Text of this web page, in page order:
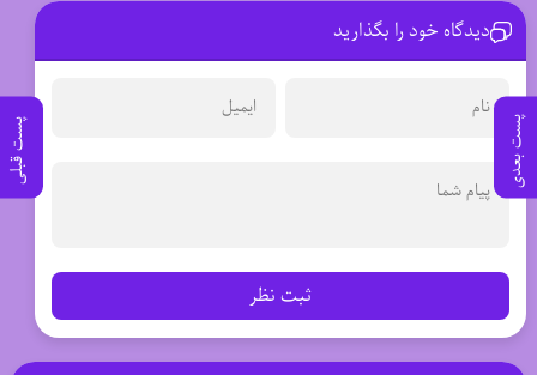
پست بعدی پست قبلی
دیدگاه خود را بگذارید
ثبت نظر